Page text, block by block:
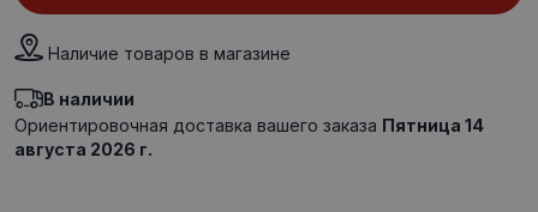
Наличие товаров в магазине
В наличии
Ориентировочная доставка вашего заказа Пятница 14
августа 2026 г.